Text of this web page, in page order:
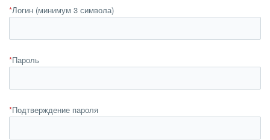
*Логин (минимум 3 символа)
*Пароль
*Подтверждение пароля